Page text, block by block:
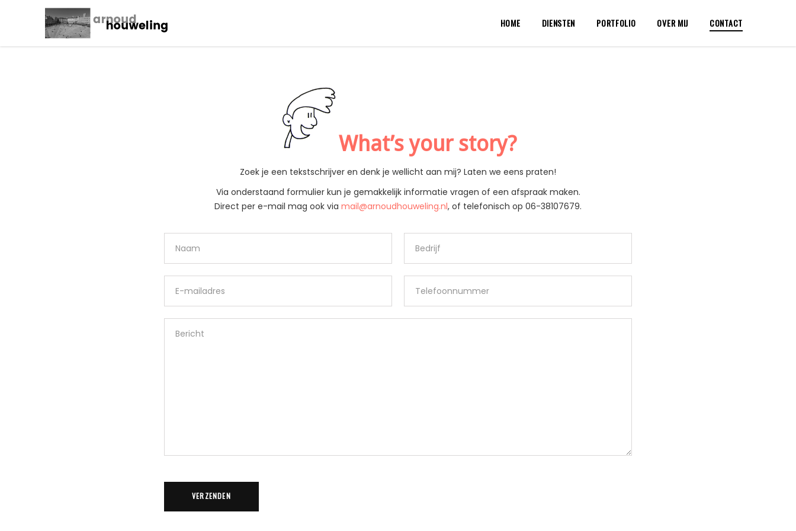
HOME DIENSTEN PORTFOLIO OVER MIJ CONTACT
What’s your story?
Zoek je een tekstschrijver en denk je wellicht aan mij? Laten we eens praten!
Via onderstaand formulier kun je gemakkelijk informatie vragen of een afspraak maken.
Direct per e-mail mag ook via mail@arnoudhouweling.nl, of telefonisch op 06-38107679.